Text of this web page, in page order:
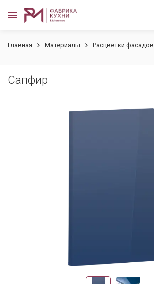
Главная Материалы Расцветки фасадов
Сапфир